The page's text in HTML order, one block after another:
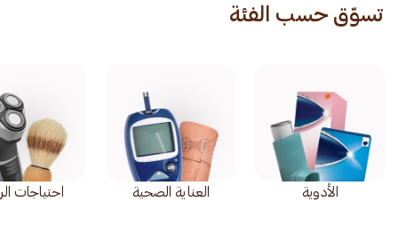
تسوّق حسب الفئة
الأدوية العناية الصحية احتياجات